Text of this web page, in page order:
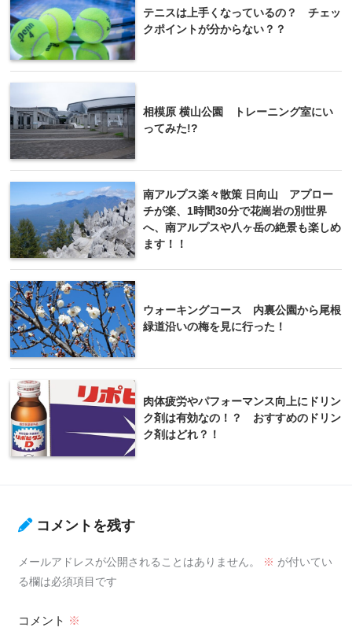
テニスは上手くなっているの？ チェッ
クポイントが分からない？？
相模原 横山公園 トレーニング室にい
ってみた!?
南アルプス楽々散策 日向山 アプロー
チが楽、1時間30分で花崗岩の別世界
へ、南アルプスや八ヶ岳の絶景も楽しめ
ます！！
ウォーキングコース 内裏公園から尾根
緑道沿いの梅を見に行った！
肉体疲労やパフォーマンス向上にドリン
ク剤は有効なの！？ おすすめのドリン
ク剤はどれ？！
コメントを残す
メールアドレスが公開されることはありません。 ※ が付いてい
る欄は必須項目です
コメント ※